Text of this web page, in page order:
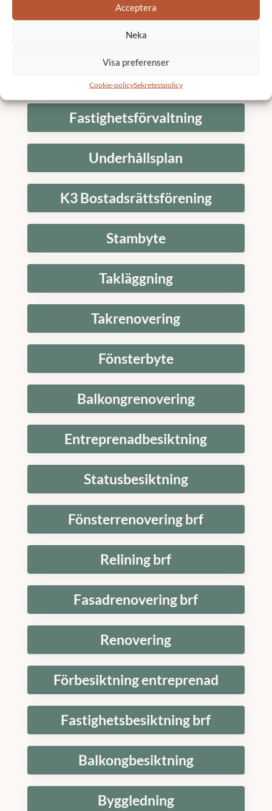
Acceptera
Neka
Visa preferenser
Cookie-policySekretesspolicy
Tjänster
Fastighetsförvaltning
Underhållsplan
K3 Bostadsrättsförening
Stambyte
Takläggning
Takrenovering
Fönsterbyte
Balkongrenovering
Entreprenadbesiktning
Statusbesiktning
Fönsterrenovering brf
Relining brf
Fasadrenovering brf
Renovering
Förbesiktning entreprenad
Fastighetsbesiktning brf
Balkongbesiktning
Byggledning